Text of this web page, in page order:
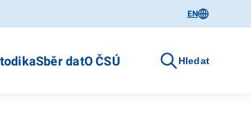
EN
Sběr datO ČSÚ Hledat